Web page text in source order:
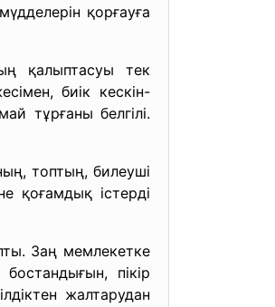
қорғауға
қалыптасуы тек
биік кескін-
тұрғаны белгілі.
топтың, билеуші
қоғамдық істерді
Заң мемлекетке
пікір
жалтарудан